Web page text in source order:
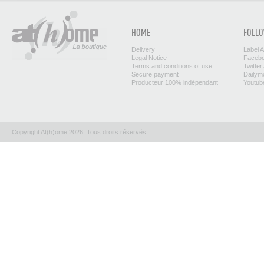
HOME
Delivery
Legal Notice
Terms and conditions of use
Secure payment
Producteur 100% indépendant
Label
Twitter
Copyright At(h)ome 2026. Tous droits réservés